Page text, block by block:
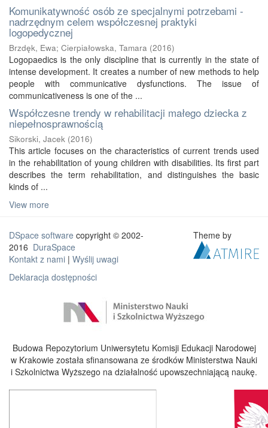
Komunikatywność osób ze specjalnymi potrzebami -
nadrzędnym celem współczesnej praktyki
logopedycznej
Brzdęk, Ewa; Cierpiałowska, Tamara (2016)
Logopaedics is the only discipline that is currently in the state of
intense development. It creates a number of new methods to help
people with communicative dysfunctions. The issue of
communicativeness is one of the ...
Współczesne trendy w rehabilitacji małego dziecka z
niepełnosprawnością
Sikorski, Jacek (2016)
This article focuses on the characteristics of current trends used
in the rehabilitation of young children with disabilities. Its first part
describes the term rehabilitation, and distinguishes the basic
kinds of ...
View more
DSpace software copyright © 2002-
2016 DuraSpace
Kontakt z nami | Wyślij uwagi
Deklaracja dostępności
Theme by
Budowa Repozytorium Uniwersytetu Komisji Edukacji Narodowej
w Krakowie została sfinansowana ze środków Ministerstwa Nauki
i Szkolnictwa Wyższego na działalność upowszechniającą naukę.